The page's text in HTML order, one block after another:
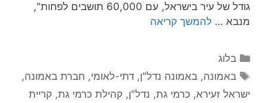
גודל של עיר בישראל, עם 60,000 תושבים לפחות",
מנבא … להמשך קריאה
קטגוריות
בלוג
תגיות
באמונה,באמונה נדל"ן,דתי-לאומי, חברת באמונה,
ישראל זעירא, כרמי גת, נדל"ן, קהילת כרמי גת, קריית